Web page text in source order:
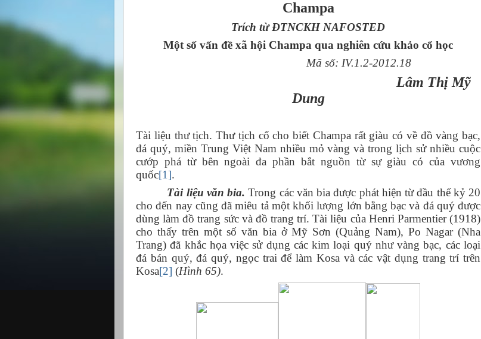
Champa
Trích từ ĐTNCKH NAFOSTED
Một số vấn đề xã hội Champa qua nghiên cứu khảo cổ học
Mã số: IV.1.2-2012.18
Lâm Thị Mỹ
Dung
Tài liệu thư tịch. Thư tịch cổ cho biết Champa rất giàu có về đồ vàng bạc,
đá quý, miền Trung Việt Nam nhiều mỏ vàng và trong lịch sử nhiều cuộc
cướp phá từ bên ngoài đa phần bắt nguồn từ sự giàu có của vương
quốc[1].
Tài liệu văn bia. Trong các văn bia được phát hiện từ đầu thế kỷ 20
cho đến nay cũng đã miêu tả một khối lượng lớn bằng bạc và đá quý được
dùng làm đồ trang sức và đồ trang trí. Tài liệu của Henri Parmentier (1918)
cho thấy trên một số văn bia ở Mỹ Sơn (Quảng Nam), Po Nagar (Nha
Trang) đã khắc họa việc sử dụng các kim loại quý như vàng bạc, các loại
đá bán quý, đá quý, ngọc trai để làm Kosa và các vật dụng trang trí trên
Kosa[2] (Hình 65).